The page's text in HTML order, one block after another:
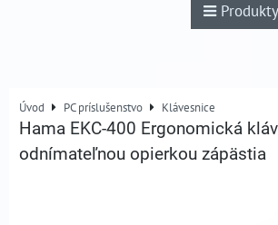
Produkty
Úvod PC príslušenstvo Klávesnice
Hama EKC-400 Ergonomická
odnímateľnou opierkou zápästia